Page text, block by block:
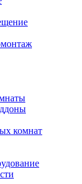
комнат